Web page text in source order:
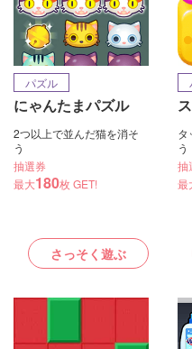
パズル
にゃんたまパズル
2つ以上で並んだ猫を消そ
う
抽選券
最大180枚 GET!
さっそく遊ぶ
タ
う
抽
最